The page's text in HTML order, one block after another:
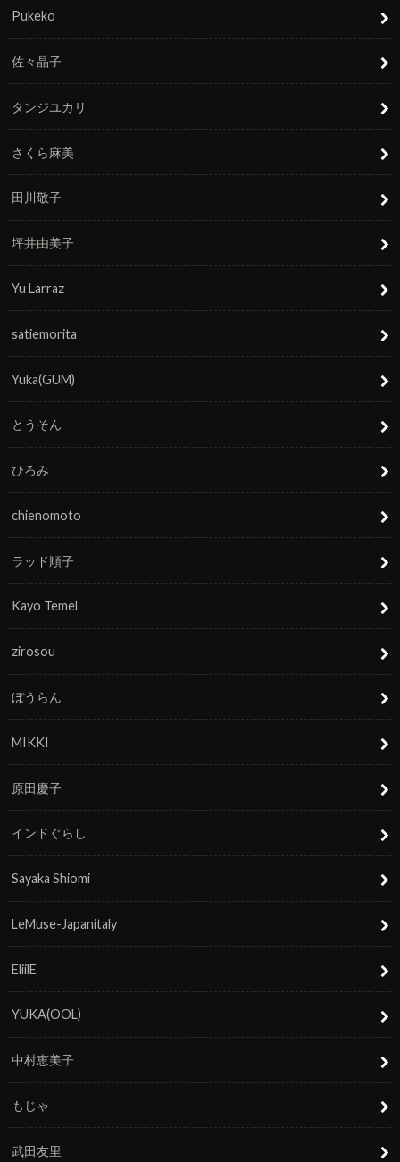
Pukeko
佐々晶子
タンジユカリ
さくら麻美
田川敬子
坪井由美子
Yu Larraz
satiemorita
Yuka(GUM)
とうそん
ひろみ
chienomoto
ラッド順子
Kayo Temel
zirosou
ぼうらん
MIKKI
原田慶子
インドぐらし
Sayaka Shiomi
LeMuse-Japanitaly
EliilE
YUKA(OOL)
中村恵美子
もじゃ
武田友里